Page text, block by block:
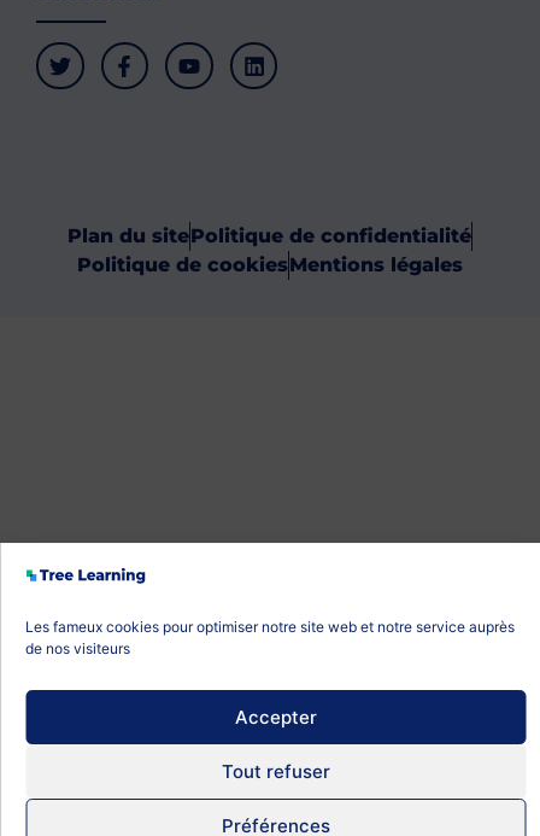
Les fameux cookies pour optimiser notre site web et notre service auprès
de nos visiteurs
Accepter
Tout refuser
Préférences
Plan du sitePolitique de confidentialité
Politique de cookiesMentions légales